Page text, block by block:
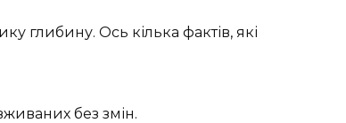
глибину. Ось кілька фактів, які
без змін.